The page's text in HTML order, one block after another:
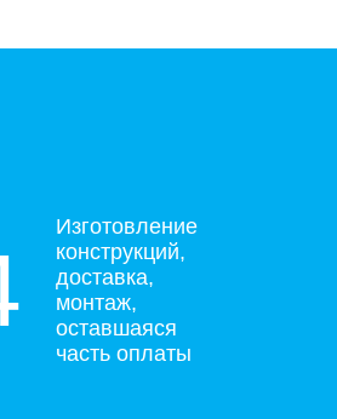
Изготовление
конструкций,
доставка,
монтаж,
оставшаяся
часть оплаты